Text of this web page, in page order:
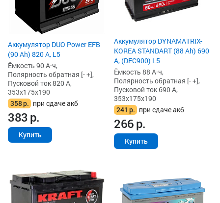
Аккумулятор DUO Power EFB
(90 Ah) 820 А, L5
Ёмкость 90 А·ч,
Полярность обратная [- +],
Пусковой ток 820 А,
353x175x190
358р. при сдаче акб
383р.
Купить
Аккумулятор DYNAMATRIX-
KOREA STANDART (88 Ah) 690
А, (DEC900) L5
Ёмкость 88 А·ч,
Полярность обратная [- +],
Пусковой ток 690 А,
353x175x190
241 р. при сдаче акб
266р.
Купить